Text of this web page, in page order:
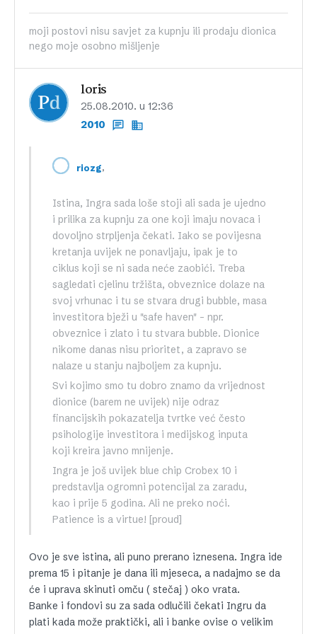
moji postovi nisu savjet za kupnju ili prodaju dionica
nego moje osobno mišljenje
loris
25.08.2010. u 12:36
2010
riozg,
Istina, Ingra sada loše stoji ali sada je ujedno
i prilika za kupnju za one koji imaju novaca i
dovoljno strpljenja čekati. Iako se povijesna
kretanja uvijek ne ponavljaju, ipak je to
ciklus koji se ni sada neće zaobići. Treba
sagledati cjelinu tržišta, obveznice dolaze na
svoj vrhunac i tu se stvara drugi bubble, masa
investitora bježi u "safe haven" – npr.
obveznice i zlato i tu stvara bubble. Dionice
nikome danas nisu prioritet, a zapravo se
nalaze u stanju najboljem za kupnju.
Svi kojimo smo tu dobro znamo da vrijednost
dionice (barem ne uvijek) nije odraz
financijskih pokazatelja tvrtke već često
psihologije investitora i medijskog inputa
koji kreira javno mnijenje.
Ingra je još uvijek blue chip Crobex 10 i
predstavlja ogromni potencijal za zaradu,
kao i prije 5 godina. Ali ne preko noći.
Patience is a virtue! [proud]
Ovo je sve istina, ali puno prerano iznesena. Ingra ide
prema 15 i pitanje je dana ili mjeseca, a nadajmo se da
će i uprava skinuti omču ( stečaj ) oko vrata.
Banke i fondovi su za sada odlučili čekati Ingru da
plati kada može praktički, ali i banke ovise o velikim